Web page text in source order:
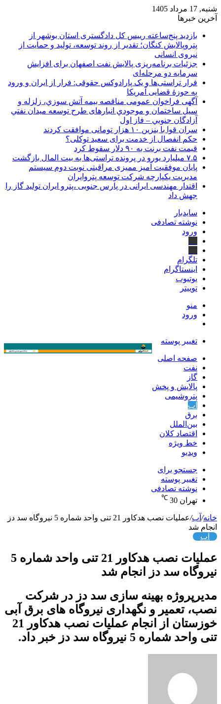
شنبه, 17 مرداد 1405
آخرین خبرها
بازدید پنج‌ساعته رییس کل دادگستری استان بوشهر از
پتروپالایش کنگان؛ تقدیر از روند توسعه، تولید و حمایت از
نیروی انسانی
جزئیات برنامه‌ریزی پالایش نفت اصفهان برای افزایش
سرمایه دو مرحله‌ای
فرار تراستی‌ها و یک پارادوکس حقوقی: فرار از ایران و ورود
به حوزۀ قضایی آمریکا
آگهی فراخوان عمومی مناقصه بيمه آتش سوزي، زلزله و
سیل ساختمان و موجودي انبارهای طرح توسعه ميدان نفتي
آزادگان جنوبي – فاز اول
سران قوا با بنزین ۱۰ هزار تومانی موافقت کردند
حکم انفصال از خدمت برای سعید توکلی؟
قیمت نفت برنت به ۹۰ دلار سقوط کرد
۷.۵ میلیارد یورو در پرونده تراستی‌ها به بیت المال بازگشت
پایان موفقیت آمیز ممیزی مراقبتی نوبت دوم سیستم
مدیریت یکپارچه شرکت توسعه پتروایران
اقتدار مهندسی ایرانی در پارس جنوبی ،پترو ایران تولید گاز را
جهش داد
سایدبار
نوشته تصادفی
ورود
تلگرام
اینستاگرام
یوتیوب
توییتر
منو
ورود
تغییر پوسته
صفحه اصلی
نفت
گاز
پالایش و پخش
پتروشیمی
آب
برق
بین‌الملل
اقتصاد کلان
خط ویژه
ویدیو
جستجو برای
تغییر پوسته
نوشته تصادفی
تهران 30
℃
خانه/ آب/
عملیات نصب هدکاور 21 تنی واحد شماره 5 نیروگاه سد دز
انجام شد
آب
عملیات نصب هدکاور 21 تنی واحد شماره 5
نیروگاه سد دز انجام شد
مدیرپروژه بهینه سازی سد دز در شرکت
نصب، تعمیر و نگهداری نیروگاه های برق آبی
خوزستان از انجام عملیات نصب هدکاور 21
تنی واحد شماره 5 نیروگاه سد دز خبر داد.